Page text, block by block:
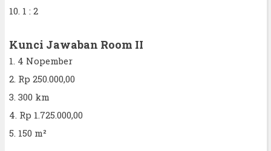
10. 1 : 2
Kunci Jawaban Room II
1. 4 Nopember
2. Rp 250.000,00
3. 300 km
4. Rp 1.725.000,00
5. 150 m²